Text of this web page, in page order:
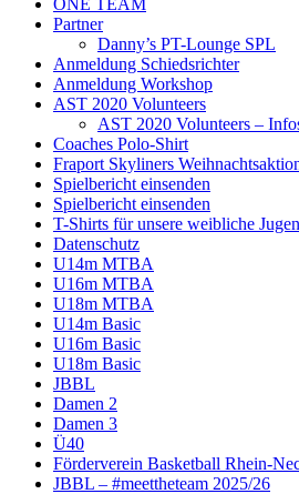
Partner
Danny’s PT-Lounge SPL
Anmeldung Schiedsrichter
Anmeldung Workshop
AST 2020 Volunteers
AST 2020 Volunteers –
Coaches Polo-Shirt
Fraport Skyliners
Spielbericht einsenden
Spielbericht einsenden
T-Shirts für unsere weibliche
Datenschutz
U14m MTBA
U16m MTBA
U18m MTBA
U14m Basic
U16m Basic
U18m Basic
JBBL
Damen 2
Damen 3
Ü40
Förderverein Basketball Rhein-
JBBL – #meettheteam 2025/26